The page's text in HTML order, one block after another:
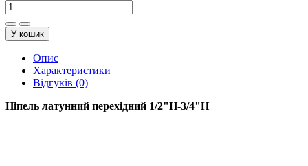
У кошик
Опис
Характеристики
Відгуків (0)
Ніпель латунний перехідний 1/2"Н-3/4"Н